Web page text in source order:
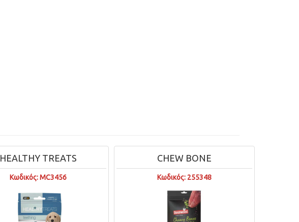
HEALTHY TREATS
Κωδικός: MC3456
CHEW BONE
Κωδικός: 255348